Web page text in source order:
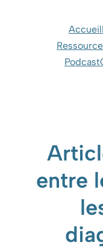
Accueil
Podcast
entre